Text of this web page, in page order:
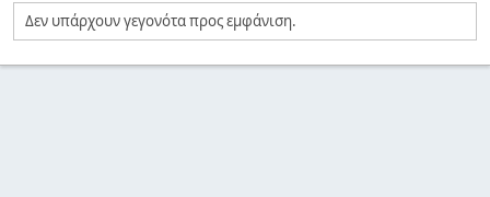
Δεν υπάρχουν γεγονότα προς εμφάνιση.